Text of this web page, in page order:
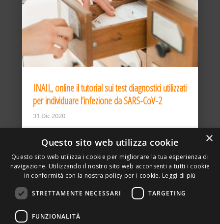
INAIL, online il tutorial sui test diagnostici utilizzati
per individuare l’infezione da SARS-CoV-2
31 Dic 2020
DELLA TORRE, 15 – 20127 – MILANO – P. IVA
×
Questo sito web utilizza cookie
Questo sito web utilizza i cookie per migliorare la tua esperienza di
navigazione. Utilizzando il nostro sito web acconsenti a tutti i cookie
in conformità con la nostra policy per i cookie. Leggi di più
STRETTAMENTE NECESSARI TARGETING
FUNZIONALITÀ